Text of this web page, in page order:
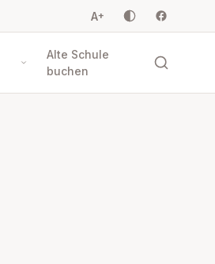
A+
Alte Schule
buchen